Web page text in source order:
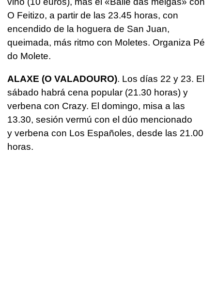
O Feitizo, a partir de las 23.45 horas, con
encendido de la hoguera de San Juan,
queimada, más ritmo con Moletes. Organiza Pé
do Molete.
ALAXE (O VALADOURO). Los días 22 y 23. El
sábado habrá cena popular (21.30 horas) y
verbena con Crazy. El domingo, misa a las
13.30, sesión vermú con el dúo mencionado
y verbena con Los Españoles, desde las 21.00
horas.